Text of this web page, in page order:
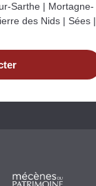
Sarthe | Mortagne-
des Nids | Sées |